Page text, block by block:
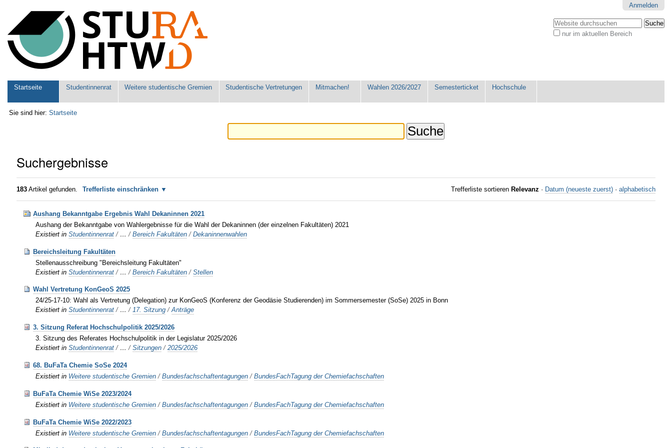
Werkzeuge
Anmelden
Website durchsuchen
nur im aktuellen Bereich
Sektionen
Startseite Studentinnenrat Weitere studentische Gremien Studentische Vertretungen Mitmachen! Wahlen 2026/2027 Semesterticket Hochschule
Sie sind hier: Startseite
Suchergebnisse
183 Artikel gefunden. Trefferliste einschränken Trefferliste sortieren Relevanz · Datum (neueste zuerst) · alphabetisch
Aushang Bekanntgabe Ergebnis Wahl Dekaninnen 2021
Aushang der Bekanntgabe von Wahlergebnisse für die Wahl der Dekaninnen (der einzelnen Fakultäten) 2021
Existiert in Studentinnenrat / …/Bereich Fakultäten /Dekaninnenwahlen
Bereichsleitung Fakultäten
Stellenausschreibung "Bereichsleitung Fakultäten"
Existiert in Studentinnenrat / …/Bereich Fakultäten /Stellen
Wahl Vertretung KonGeoS 2025
24/25-17-10: Wahl als Vertretung (Delegation) zur KonGeoS (Konferenz der Geodäsie Studierenden) im Sommersemester (SoSe) 2025 in Bonn
Existiert in Studentinnenrat / …/17. Sitzung /Anträge
3. Sitzung Referat Hochschulpolitik 2025/2026
3. Sitzung des Referates Hochschulpolitik in der Legislatur 2025/2026
Existiert in Studentinnenrat / …/Sitzungen /2025/2026
68. BuFaTa Chemie SoSe 2024
Existiert in Weitere studentische Gremien /Bundesfachschaftentagungen /BundesFachTagung der Chemiefachschaften
BuFaTa Chemie WiSe 2023/2024
Existiert in Weitere studentische Gremien /Bundesfachschaftentagungen /BundesFachTagung der Chemiefachschaften
BuFaTa Chemie WiSe 2022/2023
Existiert in Weitere studentische Gremien /Bundesfachschaftentagungen /BundesFachTagung der Chemiefachschaften